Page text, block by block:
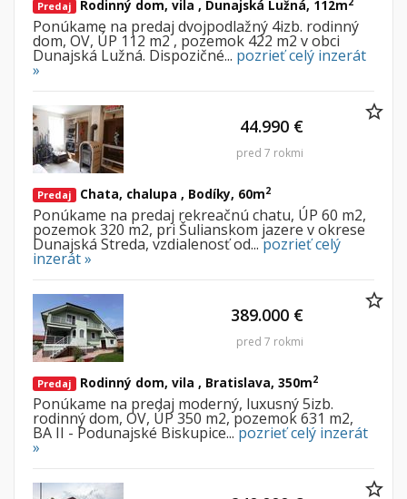
Byt
Garsónky
Dvojgarsónky
2-izbové
3-izbové
Dom
Vila
Chalupa
Pozemok
Stavebné pozemky
Bývanie a rekreácia
Priemyselný pozemok
Poľnohospodárske pozemky
Záhrada
Iný poľnohospodársky pozemok
Nebytové priestory
Administratívne, obchodné
Filtre
Predaj Rodinný dom, vila , Dunajská Lužná, 112m
Ponúkame na predaj dvojpodlažný 4izb. rodinný
dom, OV, ÚP 112 m2 , pozemok 422 m2 v obci
Dunajská Lužná. Dispozičné... pozrieť celý inzerát
»
Predaj Chata, chalupa , Bodíky, 60m2
Ponúkame na predaj rekreačnú chatu, ÚP 60 m2,
pozemok 320 m2, pri Šulianskom jazere v okrese
Dunajská Streda, vzdialenosť od...pozrieť celý
inzerát »
44.990 €
pred 7 rokmi
Predaj Rodinný dom, vila , Bratislava, 350m2
Ponúkame na predaj moderný, luxusný 5izb.
rodinný dom, OV, ÚP 350 m2, pozemok 631 m2,
BA II - Podunajské Biskupice...pozrieť celý inzerát
»
389.000 €
pred 7 rokmi